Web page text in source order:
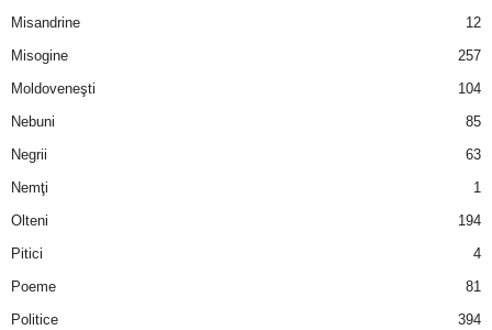
Misandrine
12
Misogine
257
Moldoveneşti
104
Nebuni
85
Negrii
63
Nemţi
1
Olteni
194
Pitici
4
Poeme
81
Politice
394